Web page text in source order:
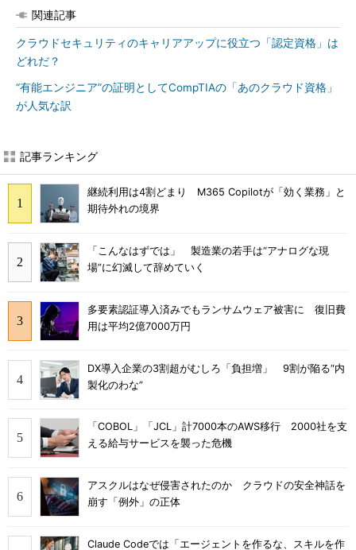
関連記事
クラウドセキュリティのキャリアアップに役立つ「認定資格」は
どれだ？
“有能エンジニア”の証明としてCompTIAの「あのクラウド資格」
が人気な訳
記事ランキング
継続利用は4割どまり M365 Copilotが「効く業務」と
期待外れの境界
「こんなはずでは」 製造業の若手は“アナログな現
場”に幻滅して辞めていく
多要素認証導入済みでもランサムウェア被害に 復旧費
用は平均2億7000万円
DX導入企業の3割超がむしろ「負担増」 9割が陥る“内
製化のわな”
「COBOL」「JCL」計7000本のAWS移行 2000社を支
える給与サービスを襲った危機
アスクルはなぜ侵害されたのか クラウドの安全神話を
崩す「例外」の正体
Claude Codeでは「エージェントを作るな、スキルを作